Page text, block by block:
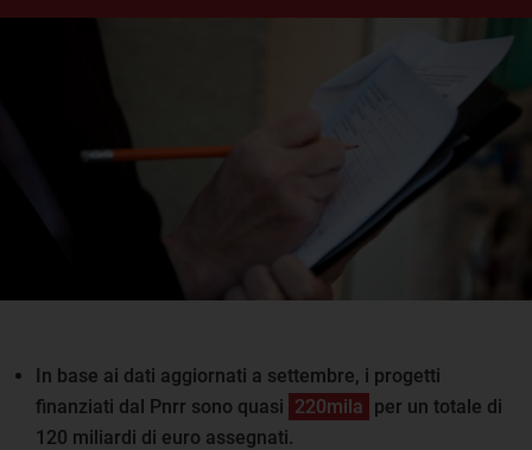
In base ai dati aggiornati a settembre, i progetti
finanziati dal Pnrr sono quasi 220mila per un totale di
120 miliardi di euro assegnati.